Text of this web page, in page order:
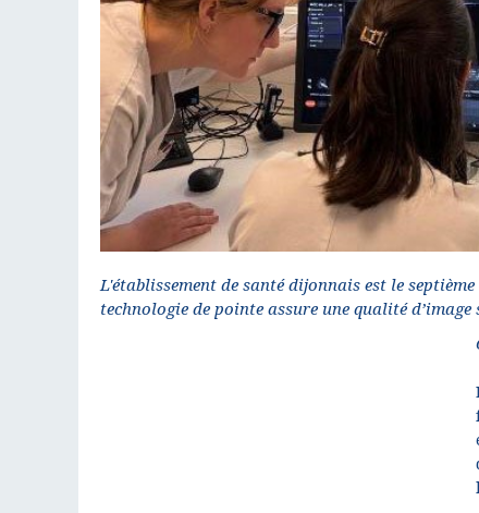
L'établissement de santé dijonnais est le
technologie de pointe assure une qualité